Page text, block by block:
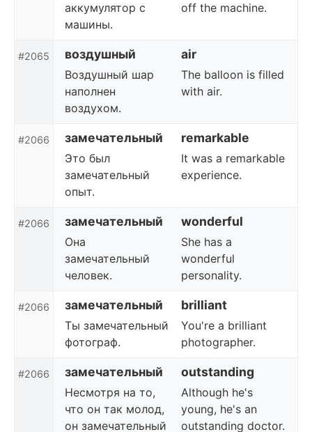
аккумулятор с
машины.
off the machine.
#2065 воздушный air
Воздушный шар
наполнен
воздухом.
The balloon is filled
with air.
#2066 замечательный remarkable
Это был
замечательный
опыт.
It was a remarkable
experience.
#2066 замечательный wonderful
Она
замечательный
человек.
She has a
wonderful
personality.
#2066 замечательный brilliant
Ты замечательный
фотограф.
You're a brilliant
photographer.
#2066 замечательный outstanding
Несмотря на то,
что он так молод,
он замечательный
Although he's
young, he's an
outstanding doctor.